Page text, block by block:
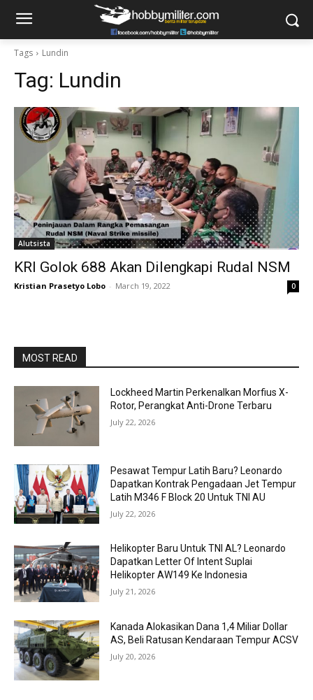
Tags Lundin
Tag: Lundin
Alutsista
KRI Golok 688 Akan Dilengkapi Rudal NSM
Kristian Prasetyo Lobo - March 19, 2022 0
MOST READ
Lockheed Martin Perkenalkan Morfius X-
Rotor, Perangkat Anti-Drone Terbaru
July 22, 2026
Pesawat Tempur Latih Baru? Leonardo
Dapatkan Kontrak Pengadaan Jet Tempur
Latih M346 F Block 20 Untuk TNI AU
July 22, 2026
Helikopter Baru Untuk TNI AL? Leonardo
Dapatkan Letter Of Intent Suplai
Helikopter AW149 Ke Indonesia
July 21, 2026
Kanada Alokasikan Dana 1,4 Miliar Dollar
AS, Beli Ratusan Kendaraan Tempur ACSV
July 20, 2026